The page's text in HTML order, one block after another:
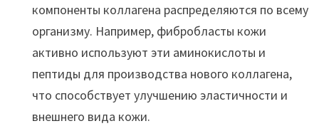
компоненты коллагена распределяются по всему
организму. Например, фибробласты кожи
активно используют эти аминокислоты и
пептиды для производства нового коллагена,
что способствует улучшению эластичности и
внешнего вида кожи.